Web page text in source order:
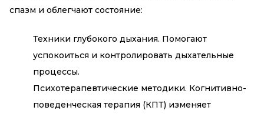
спазм и облегчают состояние:
Техники глубокого дыхания. Помогают
успокоиться и контролировать дыхательные
процессы.
Психотерапевтические методики. Когнитивно-
поведенческая терапия (КПТ) изменяет